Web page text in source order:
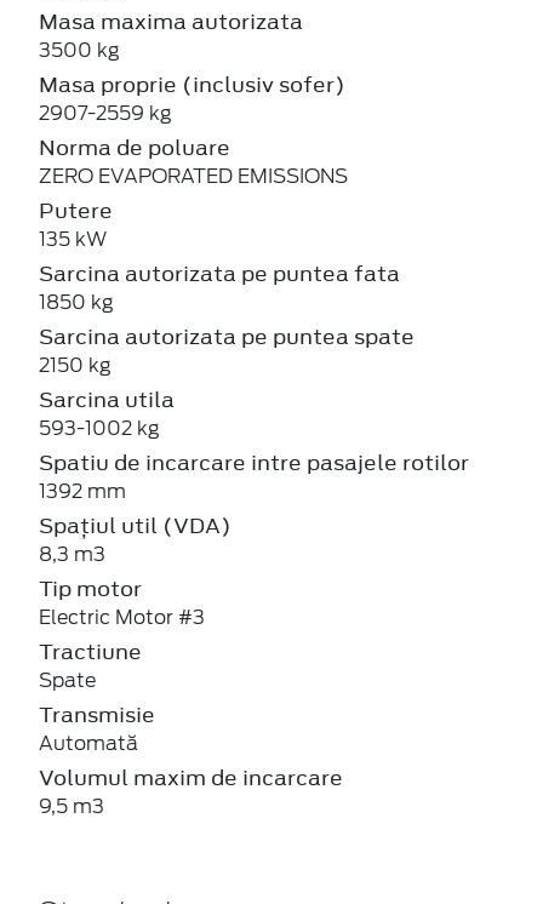
Masa maxima autorizata
3500 kg
Masa proprie (inclusiv sofer)
2907-2559 kg
Norma de poluare
ZERO EVAPORATED EMISSIONS
Putere
135 kW
Sarcina autorizata pe puntea fata
1850 kg
Sarcina autorizata pe puntea spate
2150 kg
Sarcina utila
593-1002 kg
Spatiu de incarcare intre pasajele rotilor
1392 mm
Spațiul util (VDA)
8,3 m3
Tip motor
Electric Motor #3
Tractiune
Spate
Transmisie
Automată
Volumul maxim de incarcare
9,5 m3